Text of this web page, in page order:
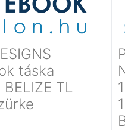
táska
TL